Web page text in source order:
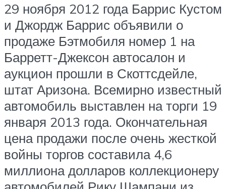
29 ноября 2012 года Баррис Кустом
и Джордж Баррис объявили о
продаже Бэтмобиля номер 1 на
Барретт-Джексон автосалон и
аукцион прошли в Скоттсдейле,
штат Аризона. Всемирно известный
автомобиль выставлен на торги 19
января 2013 года. Окончательная
цена продажи после очень жесткой
войны торгов составила 4,6
миллиона долларов коллекционеру